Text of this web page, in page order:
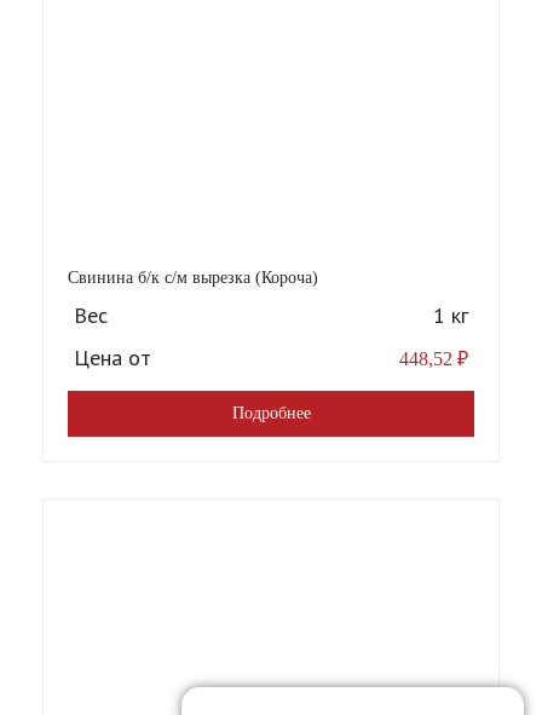
Свинина б/к с/м вырезка (Короча)
Вес
1 кг
Цена от
448,52 ₽
Подробнее